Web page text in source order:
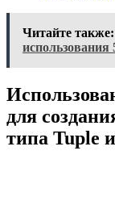
Читайте также:
использования
для
типа Tuple